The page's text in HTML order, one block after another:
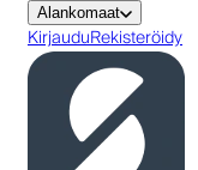
Alankomaat
KirjauduRekisteröidy